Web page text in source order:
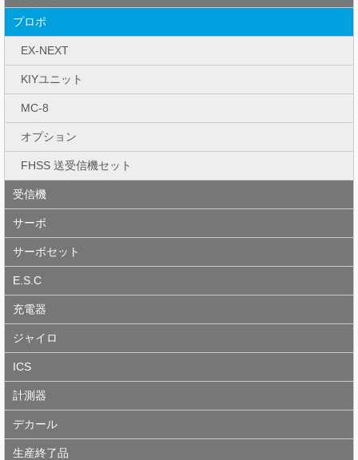
プロポ
EX-NEXT
KIYユニット
MC-8
オプション
FHSS 送受信機セット
受信機
サーボ
サーボセット
E.S.C
充電器
ジャイロ
ICS
計測器
デカール
生産終了品